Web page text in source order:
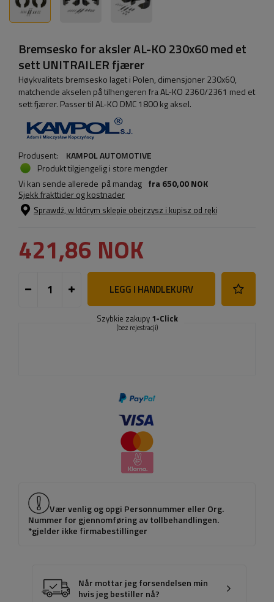
Bremsesko for aksler AL-KO 230x60 med et
sett UNITRAILER fjærer
Høykvalitets bremsesko laget i Polen, dimensjoner 230x60,
matchende akselen på tilhengeren fra AL-KO 2360/2361 med et
sett fjærer. Passer til AL-KO DMC 1800 kg aksel.
Produsent:
KAMPOL AUTOMOTIVE
Produkt tilgjengelig i store mengder
Vi kan sende allerede på mandag fra650,00 NOK
Sjekk frakttider og kostnader
Sprawdź, w którym sklepie obejrzysz i kupisz od ręki
421,86 NOK
LEGG I HANDLEKURV
Szybkie zakupy 1-Click
(bez rejestracji)
Vær venlig og opgi Personnummer eller Org.
Nummer for gjennomføring av tollbehandlingen.
*gjelder ikke firmabestillinger
Når mottar jeg forsendelsen min
hvis jeg bestiller nå?